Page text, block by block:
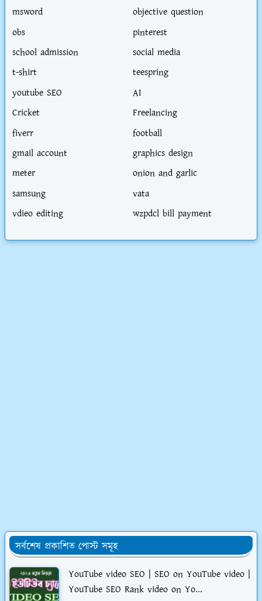
msword
objective question
obs
pinterest
school admission
social media
t-shirt
teespring
youtube SEO
AI
Cricket
Freelancing
fiverr
football
gmail account
graphics design
meter
onion and garlic
samsung
vata
vdieo editing
wzpdcl bill payment
সর্বশেষ প্রকাশিত পোস্ট সমূহ
YouTube video SEO | SEO on YouTube video |
YouTube SEO Rank video on Yo...